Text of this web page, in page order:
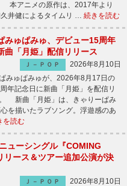
本アニメの原作は、2017年より
久井健によるタイムリ … 続きを読む
みゅぱみゅ、デビュー15周年
曲「月姫」配信リリース
Ｊ－ＰＯＰ
2026年8月10日
みゅぱみゅが、2026年8月17日の
年記念日に新曲「月姫」を配信リ
新曲「月姫」は、きゃりーぱみ
を描いたラブソング。浮遊感のあ
を読む
ューシングル『COMING
リース＆ツアー追加公演が決
Ｊ－ＰＯＰ
2026年8月10日